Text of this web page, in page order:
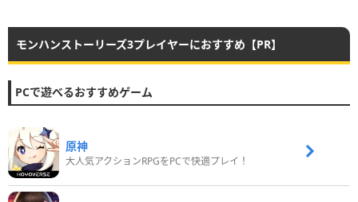
モンハンストーリーズ3プレイヤーにおすすめ【PR】
PCで遊べるおすすめゲーム
原神
大人気アクションRPGをPCで快適プレイ！